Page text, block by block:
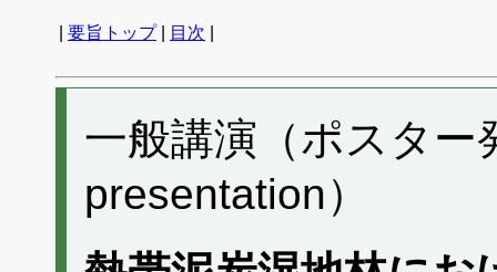
要旨トップ| 目次
一般講演（ポスタ
presentation）